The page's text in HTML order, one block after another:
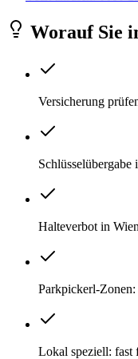
Worauf Sie
Versicherung
Halteverbot in
Parkpickerl-
Lokal speziell: fast